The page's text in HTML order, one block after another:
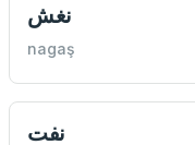
نغش
nagaş
نفت